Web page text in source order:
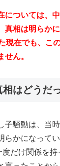
については、
真相は明らか
現在でも、こ
ん。
はどうだ
子騒動は、当
らかになって
だけ関係を